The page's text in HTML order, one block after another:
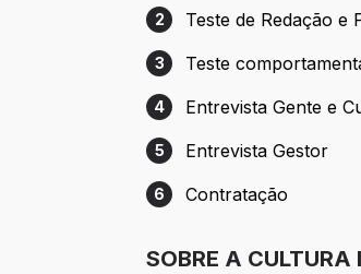
Etapa 2: Teste de
2 Teste de Redação e
Etapa 3: Teste
3 Teste
Etapa 4: Entrevista Gente
4 Entrevista Gente e
Etapa 5: Entrevista Gestor
5 Entrevista Gestor
Etapa 6: Contratação
6 Contratação
SOBRE A CULTURA